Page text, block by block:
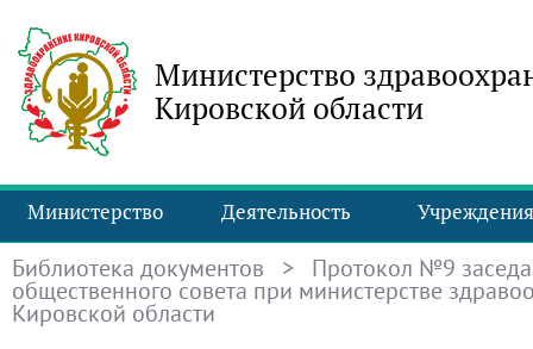
Министерство
Кировской области
Министерство Деятельность Учреждения
Библиотека документов > Протокол №9
общественного совета при министерстве
Кировской области